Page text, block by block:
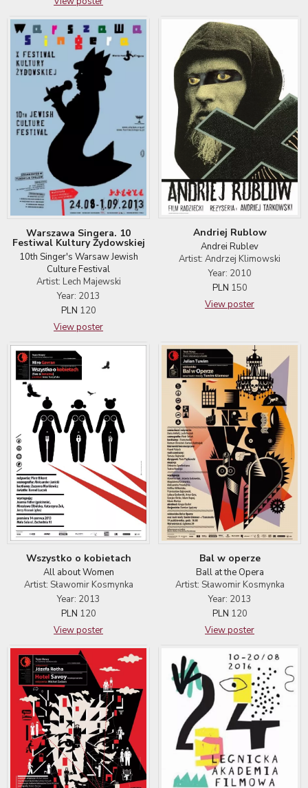
Warszawa Singera. 10
Festiwal Kultury Żydowskiej
10th Singer's Warsaw Jewish
Culture Festival
Artist: Lech Majewski
Year: 2013
PLN 120
View poster
Andriej Rublow
Andrei Rublev
Artist: Andrzej Klimowski
Year: 2010
PLN 150
View poster
Wszystko o kobietach
All about Women
Artist: Sławomir Kosmynka
Year: 2013
PLN 120
View poster
Bal w operze
Ball at the Opera
Artist: Sławomir Kosmynka
Year: 2013
PLN 120
View poster